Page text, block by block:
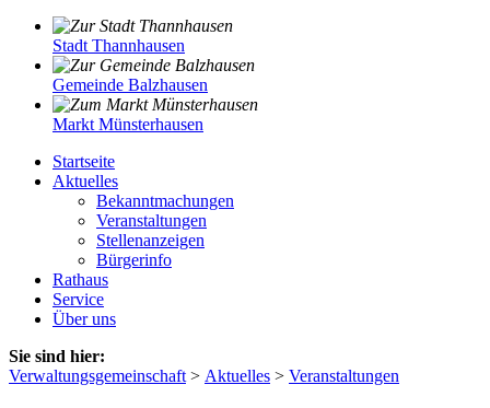
Stadt Thannhausen
Gemeinde Balzhausen
Markt Münsterhausen
Startseite
Aktuelles
Bekanntmachungen
Veranstaltungen
Stellenanzeigen
Bürgerinfo
Rathaus
Service
Über uns
Sie sind hier:
Verwaltungsgemeinschaft > Aktuelles > Veranstaltungen